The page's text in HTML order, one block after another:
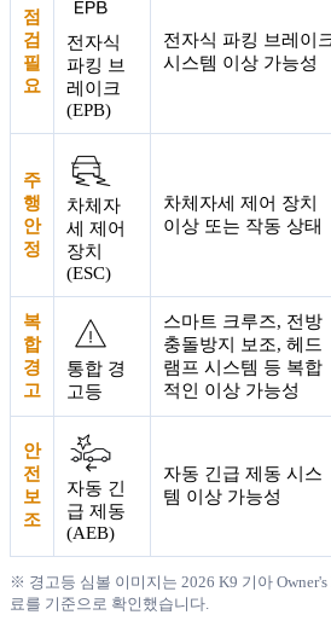
점
검
필
요
전자식
파킹 브
레이크
(EPB)
전자식 파킹 브레이
시스템 이상 가능성
주
행
안
정
차체자
세 제어
장치
(ESC)
차체자세 제어 장치
이상 또는 작동 상태
복
합
경
고
통합 경
고등
스마트 크루즈, 전방
충돌방지 보조, 헤드
램프 시스템 등 복합
적인 이상 가능성
안
전
보
조
자동 긴
급 제동
(AEB)
자동 긴급 제동 시스
템 이상 가능성
※ 경고등 심볼 이미지는 2026 K9 기아
료를 기준으로 확인했습니다.